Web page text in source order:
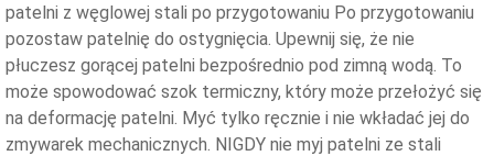
patelni z węglowej stali po przygotowaniu Po przygotowaniu
pozostaw patelnię do ostygnięcia. Upewnij się, że nie
płuczesz gorącej patelni bezpośrednio pod zimną wodą. To
może spowodować szok termiczny, który może przełożyć się
na deformację patelni. Myć tylko ręcznie i nie wkładać jej do
zmywarek mechanicznych. NIGDY nie myj patelni ze stali